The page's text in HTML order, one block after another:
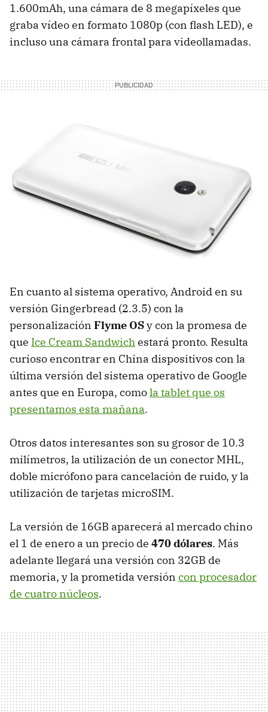
1.600mAh, una cámara de 8 megapíxeles que
graba vídeo en formato 1080p (con flash LED), e
incluso una cámara frontal para videollamadas.
En cuanto al sistema operativo, Android en su
versión Gingerbread (2.3.5) con la
personalización Flyme OSy con la promesa de
que Ice Cream Sandwichestará pronto. Resulta
curioso encontrar en China dispositivos con la
última versión del sistema operativo de Google
antes que en Europa, comola tablet que os
presentamos esta mañana.
Otros datos interesantes son su grosor de 10.3
milímetros, la utilización de un conector MHL,
doble micrófono para cancelación de ruido, y la
utilización de tarjetas microSIM.
La versión de 16GB aparecerá al mercado chino
el 1 de enero a un precio de 470 dólares. Más
adelante llegará una versión con 32GB de
memoria, y la prometida versión con procesador
de cuatro núcleos.